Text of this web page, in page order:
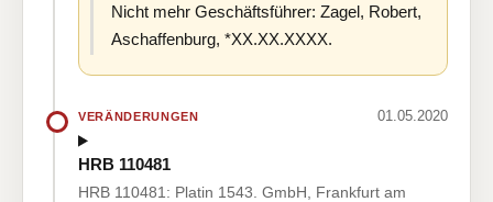
Nicht mehr Geschäftsführer: Zagel, Robert,
Aschaffenburg, *XX.XX.XXXX.
VERÄNDERUNGEN 01.05.2020
HRB 110481
HRB 110481: Platin 1543. GmbH, Frankfurt am